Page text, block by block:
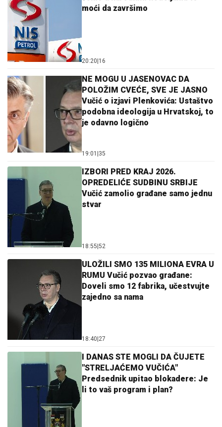
moći da završimo
20:20|16
NE MOGU U JASENOVAC DA
POLOŽIM CVEĆE, SVE JE JASNO
Vučić o izjavi Plenkovića: Ustaštvo
podobna ideologija u Hrvatskoj, to
je odavno logično
19:01 |35
IZBORI PRED KRAJ 2026.
OPREDELIĆE SUDBINU SRBIJE
Vučić zamolio građane samo jednu
stvar
18:55|52
ULOŽILI SMO 135 MILIONA EVRA U
RUMU Vučić pozvao građane:
Doveli smo 12 fabrika, učestvujte
zajedno sa nama
18:40|27
I DANAS STE MOGLI DA ČUJETE
"STRELJAĆEMO VUČIĆA"
Predsednik upitao blokadere: Je
li to vaš program i plan?